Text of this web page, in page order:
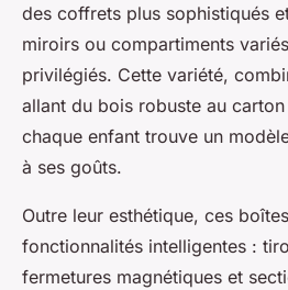
des coffrets plus sophistiqués
miroirs ou compartiments
privilégiés. Cette variété,
allant du bois robuste au
chaque enfant trouve un
à ses goûts.
Outre leur esthétique, ces
fonctionnalités intelligentes :
fermetures magnétiques et